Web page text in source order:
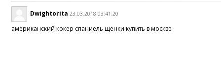
Dwightorita 23.03.2018 03:41:20
американский кокер спаниель щенки купить в москве